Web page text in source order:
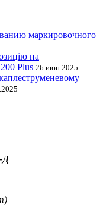
маркировочного
на
Plus 26.июн.2025
Д